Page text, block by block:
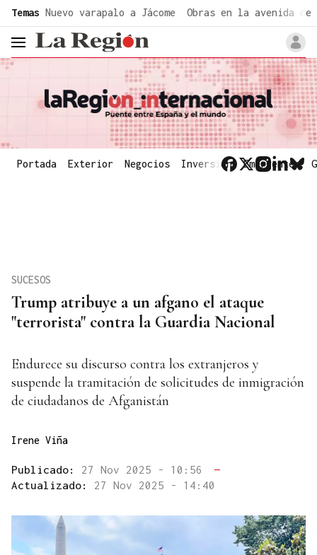
Temas Nuevo varapalo a Jácome Obras en la avenida de
header.menu.open
Portada Exterior Negocios Inversión Emergentes
Trump atribuye a un afgano el ataque
"terrorista" contra la Guardia Nacional
SUCESOS
Endurece su discurso contra los extranjeros y
suspende la tramitación de solicitudes de inmigración
de ciudadanos de Afganistán
Irene Viña
Publicado: 27 Nov 2025 - 10:56
—
Actualizado: 27 Nov 2025 - 14:40